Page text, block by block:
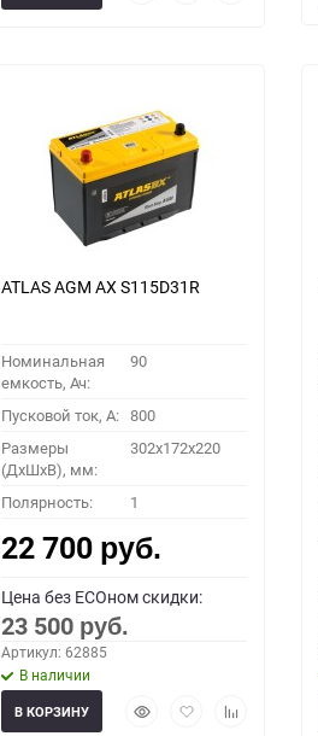
ATLAS AGM AX S115D31R
Номинальная
емкость, Ач:
90
Пусковой ток, A: 800
Размеры
(ДхШхВ), мм:
302x172x220
Полярность: 1
22 700 руб.
Цена без ECOном скидки:
23 500 руб.
Артикул: 62885
В наличии
БыстрыйДобавитьДобавить
В КОРЗИНУ